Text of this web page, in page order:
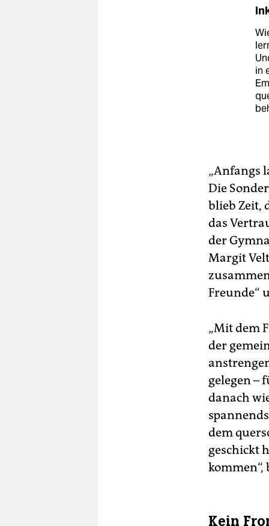
in
„Anfangs
Die
blieb Zeit,
das
der
Margit
Freunde“
„Mit dem
der
gelegen –
danach
dem
geschickt
Kein